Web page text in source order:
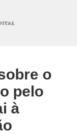
o
pelo
à